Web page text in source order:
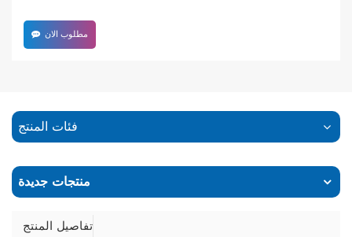
مطلوب الان
فئات المنتج
منتجات جديدة
تفاصيل المنتج